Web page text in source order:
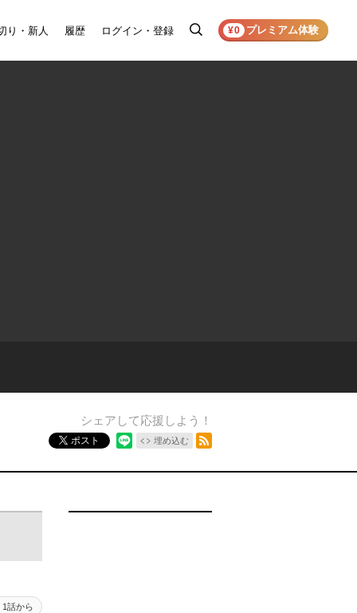
り・新人 履歴 ログイン・登録
検
¥0 プレミアム体験
シェアして応援しよう！
ポスト 埋め込む
1話から